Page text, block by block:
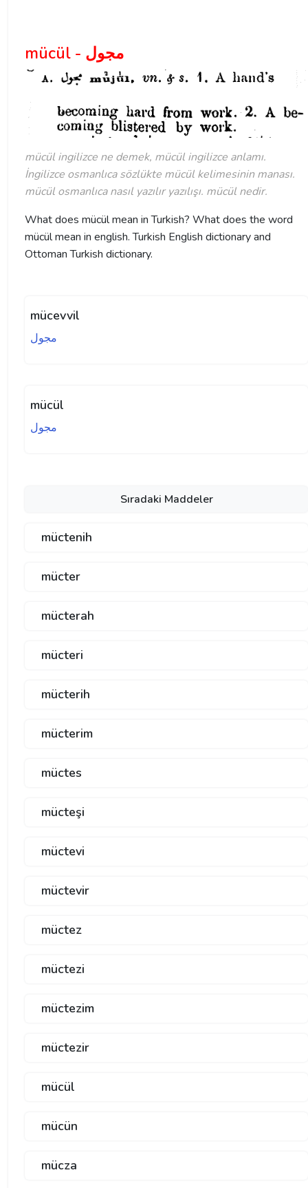
mücül - مجول
mücül ingilizce ne demek, mücül ingilizce anlamı.
İngilizce osmanlıca sözlükte mücül kelimesinin manası.
mücül osmanlıca nasıl yazılır yazılışı. mücül nedir.
What does mücül mean in Turkish? What does the word
mücül mean in english. Turkish English dictionary and
Ottoman Turkish dictionary.
mücevvil
مجول
mücül
مجول
Sıradaki Maddeler
müctenih
mücter
mücterah
mücteri
mücterih
mücterim
müctes
mücteşi
müctevi
müctevir
müctez
müctezi
müctezim
müctezir
mücül
mücün
mücza